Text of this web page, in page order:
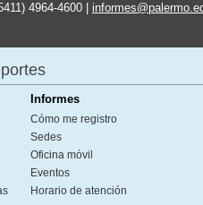
4964-4600 |
Informes
Cómo me registro
Sedes
Oficina móvil
Eventos
Horario de atención